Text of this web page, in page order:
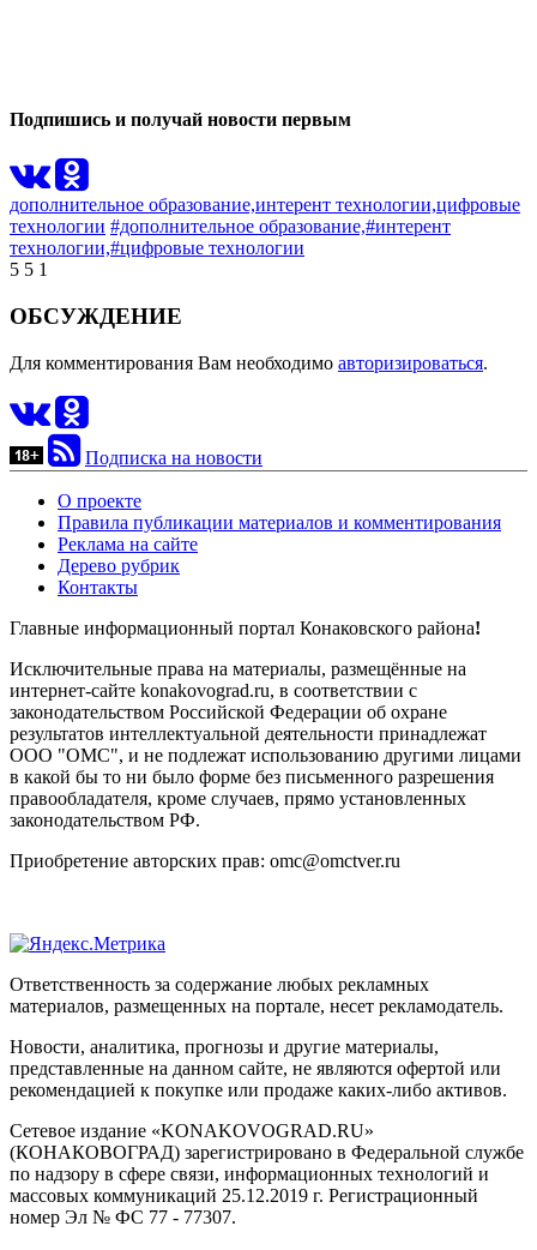
Подпишись и получай новости первым
дополнительное образование,интерент технологии,цифровые
технологии #дополнительное образование,#интерент
технологии,#цифровые технологии
5 5 1
ОБСУЖДЕНИЕ
Для комментирования Вам необходимо авторизироваться.
Подписка на новости
О проекте
Правила публикации материалов и комментирования
Реклама на сайте
Дерево рубрик
Контакты
Главные информационный портал Конаковского района!
Исключительные права на материалы, размещённые на
интернет-сайте konakovograd.ru, в соответствии с
законодательством Российской Федерации об охране
результатов интеллектуальной деятельности принадлежат
ООО "ОМС", и не подлежат использованию другими лицами
в какой бы то ни было форме без письменного разрешения
правообладателя, кроме случаев, прямо установленных
законодательством РФ.
Приобретение авторских прав: omc@omctver.ru
Ответственность за содержание любых рекламных
материалов, размещенных на портале, несет рекламодатель.
Новости, аналитика, прогнозы и другие материалы,
представленные на данном сайте, не являются офертой или
рекомендацией к покупке или продаже каких-либо активов.
Сетевое издание «KONAKOVOGRAD.RU»
(КОНАКОВОГРАД) зарегистрировано в Федеральной службе
по надзору в сфере связи, информационных технологий и
массовых коммуникаций 25.12.2019 г. Регистрационный
номер Эл № ФС 77 - 77307.